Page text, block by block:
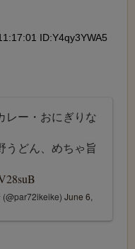
ID:Y4qy3YWA5
レー・おにぎりな
うどん、めちゃ旨
June 6,